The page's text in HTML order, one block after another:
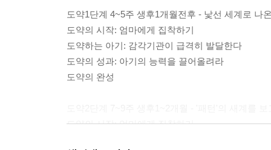
도약1단계 4~5주 생후1개월전후 - 낯선 세계로 나
도약의 시작: 엄마에게 집착하기
도약하는 아기: 감각기관이 급격히 발달한다
도약의 성과: 아기의 능력을 끌어올려라
도약의 완성
도약의 시작: 엄마에게 집착하기